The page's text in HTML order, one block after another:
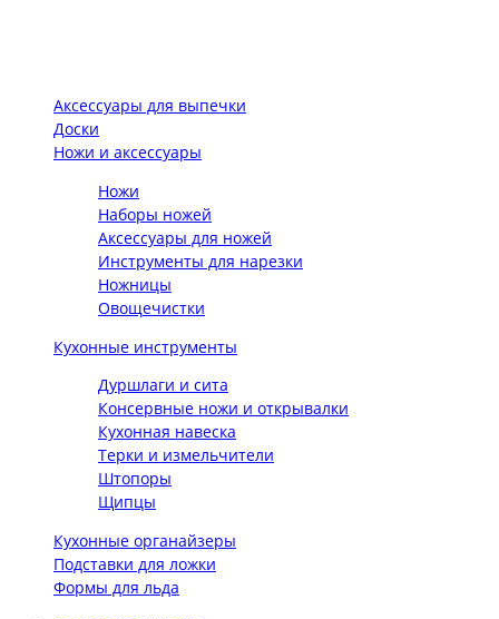
Аксессуары для выпечки
Доски
Ножи и аксессуары
Ножи
Наборы ножей
Аксессуары для ножей
Инструменты для нарезки
Ножницы
Овощечистки
Кухонные инструменты
Дуршлаги и сита
Консервные ножи и открывалки
Кухонная навеска
Терки и измельчители
Штопоры
Щипцы
Кухонные органайзеры
Подставки для ложки
Формы для льда